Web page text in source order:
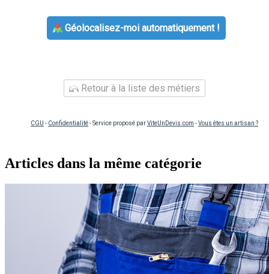
Géolocalisez-moi automatiquement !
Retour à la liste des métiers
CGU - Confidentialité- Service proposé parViteUnDevis.com -Vous êtes un artisan ?
Articles dans la même catégorie